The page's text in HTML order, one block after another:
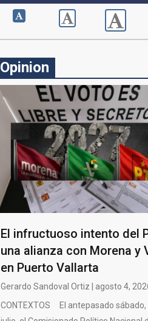
Opinion
El infructuoso intento del
una alianza con Morena y
en Puerto Vallarta
Gerardo Sandoval Ortiz | agosto 4,
CONTEXTOS El antepasado sábado,